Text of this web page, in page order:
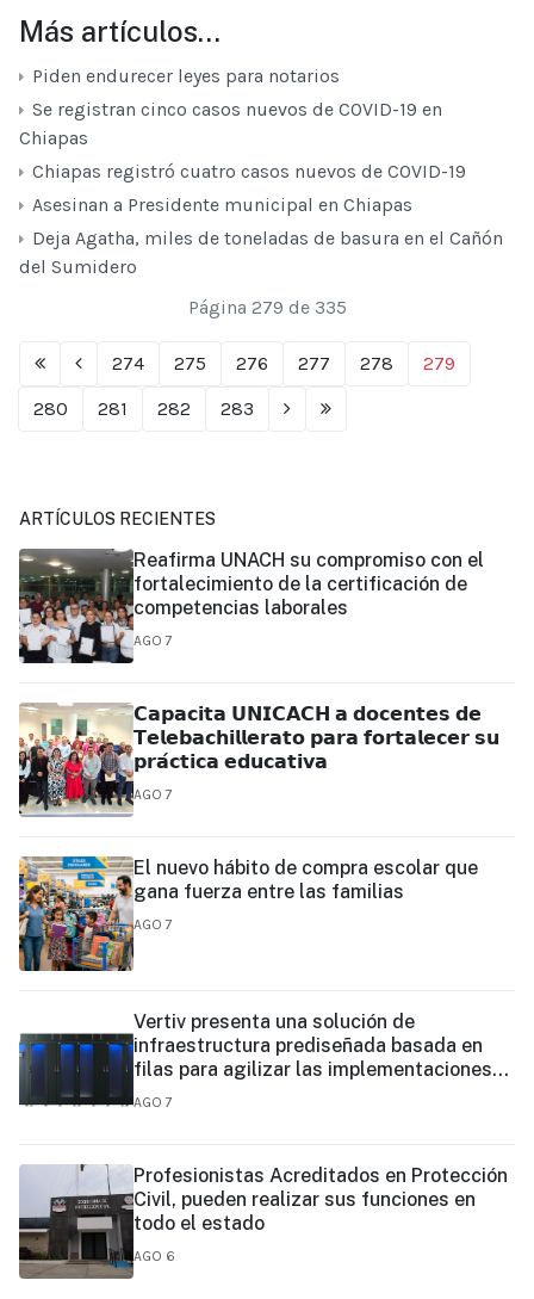
Más artículos…
Piden endurecer leyes para notarios
Se registran cinco casos nuevos de COVID-19 en
Chiapas
Chiapas registró cuatro casos nuevos de COVID-19
Asesinan a Presidente municipal en Chiapas
Deja Agatha, miles de toneladas de basura en el Cañón
del Sumidero
Página 279 de 335
274 275 276 277 278
279
280
281 282 283
ARTÍCULOS RECIENTES
Reafirma UNACH su compromiso con el
fortalecimiento de la certificación de
competencias laborales
AGO 7
𝗖𝗮𝗽𝗮𝗰𝗶𝘁𝗮 𝗨𝗡𝗜𝗖𝗔𝗖𝗛 𝗮 𝗱𝗼𝗰𝗲𝗻𝘁𝗲𝘀 𝗱𝗲
𝗧𝗲𝗹𝗲𝗯𝗮𝗰𝗵𝗶𝗹𝗹𝗲𝗿𝗮𝘁𝗼 𝗽𝗮𝗿𝗮 𝗳𝗼𝗿𝘁𝗮𝗹𝗲𝗰𝗲𝗿 𝘀𝘂
𝗽𝗿𝗮́𝗰𝘁𝗶𝗰𝗮 𝗲𝗱𝘂𝗰𝗮𝘁𝗶𝘃𝗮
AGO 7
El nuevo hábito de compra escolar que
gana fuerza entre las familias
AGO 7
Vertiv presenta una solución de
infraestructura prediseñada basada en
filas para agilizar las implementaciones
de centros de datos en el borde y de IA en
AGO 7
Profesionistas Acreditados en Protección
Civil, pueden realizar sus funciones en
todo el estado
AGO 6